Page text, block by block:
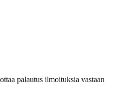
palautus ilmoituksia vastaan